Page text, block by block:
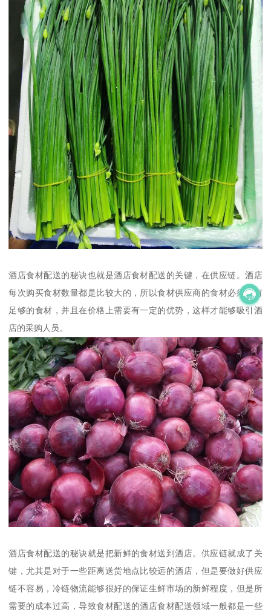
酒店食材配送的秘诀也就是酒店食材配送的关键，在供应链。酒店
每次购买食材数量都是比较大的，所以食材供应商的食材必须要有
足够的食材，并且在价格上需要有一定的优势，这样才能够吸引酒
店的采购人员。
酒店食材配送的秘诀就是把新鲜的食材送到酒店。供应链就成了关
键，尤其是对于一些距离送货地点比较远的酒店，但是要做好供应
链不容易，冷链物流能够很好的保证生鲜市场的新鲜程度，但是所
需要的成本过高，导致食材配送的酒店食材配送领域一般都是一些